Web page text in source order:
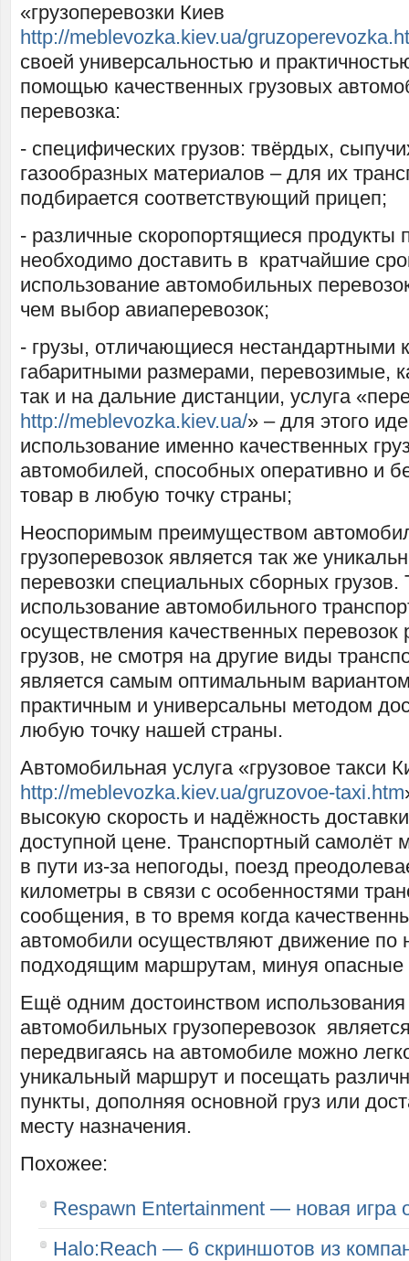
«грузоперевозки Киев
http://meblevozka.kiev.ua/
своей универсальностью и
помощью качественных грузовых
перевозка:
- специфических грузов: твёрдых,
газообразных материалов – для их
подбирается соответствующий прицеп;
- различные скоропортящиеся продукты
необходимо доставить в кратчайшие
использование автомобильных
чем выбор авиаперевозок;
- грузы, отличающиеся нестандартными
габаритными размерами, перевозимые,
так и на дальние дистанции, услуга
http://meblevozka.kiev.ua/» – для этого
использование именно качественных
автомобилей, способных оперативно и
товар в любую точку страны;
Неоспоримым преимуществом
грузоперевозок является так же
перевозки специальных сборных
использование автомобильного
осуществления качественных перевозок
грузов, не смотря на другие виды
является самым оптимальным
практичным и универсальны методом
любую точку нашей страны.
Автомобильная услуга «грузовое такси
http://meblevozka.kiev.ua/gruzovoe-taxi.htm
высокую скорость и надёжность
доступной цене. Транспортный самолёт
в пути из-за непогоды, поезд
километры в связи с особенностями
сообщения, в то время когда
автомобили осуществляют движение по
подходящим маршрутам, минуя опасные
Ещё одним достоинством
автомобильных грузоперевозок
передвигаясь на автомобиле можно
уникальный маршрут и посещать
пункты, дополняя основной груз или
месту назначения.
Похожее:
Respawn Entertainment — новая игра
Halo:Reach — 6 скриншотов из